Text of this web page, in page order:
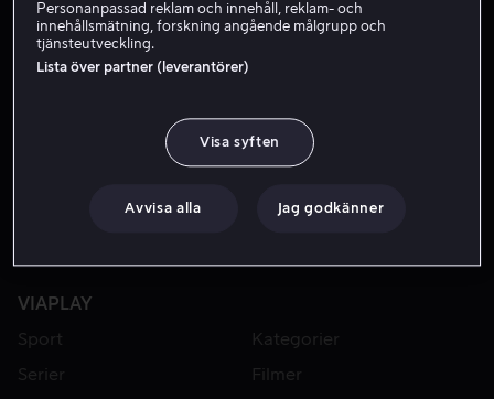
VIAPLAY
Sport
Kategorier
Serier
Filmer
Personanpassad reklam och innehåll, reklam- och
innehållsmätning, forskning angående målgrupp och
tjänsteutveckling.
Lista över partner (leverantörer)
Visa syften
Avvisa alla Jag godkänner